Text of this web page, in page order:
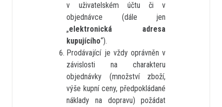
v uživatelském účtu či v
objednávce (dále jen
„elektronická adresa
kupujícího“).
Prodávající je vždy oprávněn v
závislosti na charakteru
objednávky (množství zboží,
výše kupní ceny, předpokládané
náklady na dopravu) požádat